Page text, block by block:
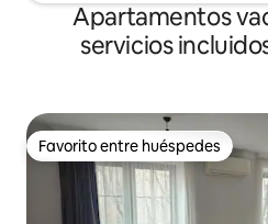
Apartamentos
servicios
Favorito entre huéspedes
Favorito entre huéspedes